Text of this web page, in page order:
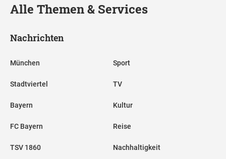
Alle Themen & Services
Nachrichten
München
Stadtviertel
Bayern
FC Bayern
TSV 1860
Sport
TV
Kultur
Reise
Nachhaltigkeit